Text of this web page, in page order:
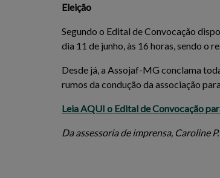
Eleição
Segundo o Edital de Convocação
dia 11 de junho, às 16 horas, sendo o
Desde já, a Assojaf-MG conclama
rumos da condução da associação
Leia AQUI o Edital de Convocação
Da assessoria de imprensa, Caroline